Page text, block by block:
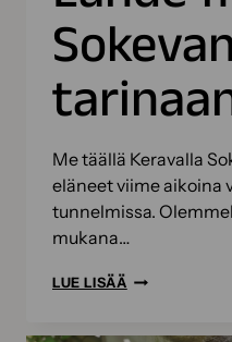
Me täällä Keravalla
eläneet viime aikoina
tunnelmissa.
mukana…
LUE LISÄÄ LÄHDE
SOKEVAN